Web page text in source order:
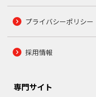
プライバシーポリシー
採用情報
専門サイト